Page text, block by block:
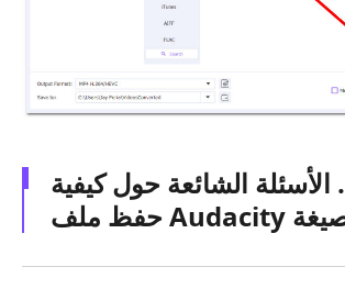
الجزء 3. الأسئلة الشائعة حول كيفية